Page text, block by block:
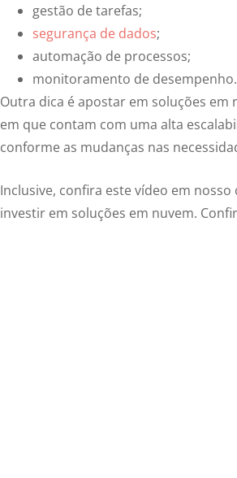
gestão de tarefas;
segurança de dados;
automação de processos;
monitoramento de desempenho.
Outra dica é apostar em soluções
em que contam com uma alta
conforme as mudanças nas
Inclusive, confira este vídeo em
investir em soluções em nuvem.